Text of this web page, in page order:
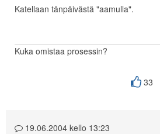
Katellaan tänpäivästä "aamulla".
Kuka omistaa prosessin?
33
19.06.2004 kello 13:23